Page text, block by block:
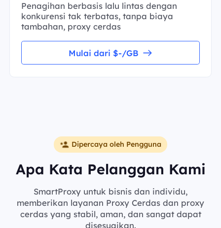
Penagihan berbasis lalu lintas dengan
konkurensi tak terbatas, tanpa biaya
tambahan, proxy cerdas
Mulai dari $-/GB
Dipercaya oleh Pengguna
Apa Kata Pelanggan Kami
SmartProxy untuk bisnis dan individu,
memberikan layanan Proxy Cerdas dan proxy
cerdas yang stabil, aman, dan sangat dapat
disesuaikan.